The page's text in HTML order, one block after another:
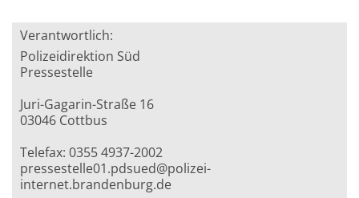
Verantwortlich:
Polizeidirektion Süd
Pressestelle
Juri-Gagarin-Straße 16
03046 Cottbus
Telefax: 0355 4937-2002
pressestelle01.pdsued@polizei-
internet.brandenburg.de